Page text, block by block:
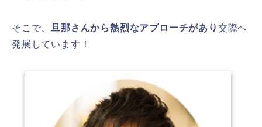
そこで、旦那さんから熱烈なアプローチがあり 交際へ
発展しています！